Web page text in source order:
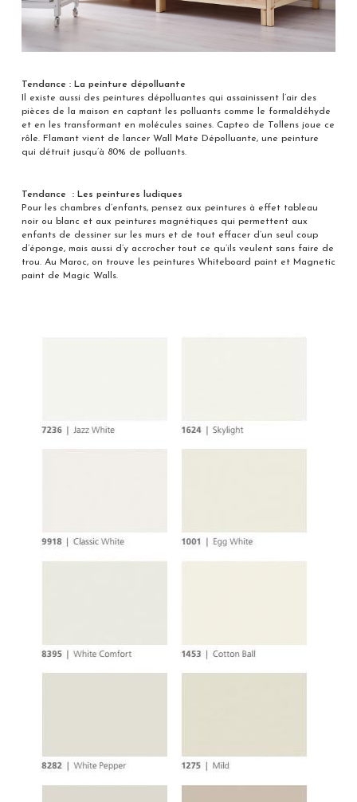
Tendance : La peinture dépolluante
Il existe aussi des peintures dépolluantes qui assainissent l’air des
pièces de la maison en captant les polluants comme le formaldéhyde
et en les transformant en molécules saines. Capteo de Tollens joue ce
rôle. Flamant vient de lancer Wall Mate Dépolluante, une peinture
qui détruit jusqu’à 80% de polluants.
Tendance : Les peintures ludiques
Pour les chambres d’enfants, pensez aux peintures à effet tableau
noir ou blanc et aux peintures magnétiques qui permettent aux
enfants de dessiner sur les murs et de tout effacer d’un seul coup
d’éponge, mais aussi d’y accrocher tout ce qu’ils veulent sans faire de
trou. Au Maroc, on trouve les peintures Whiteboard paint et Magnetic
paint de Magic Walls.